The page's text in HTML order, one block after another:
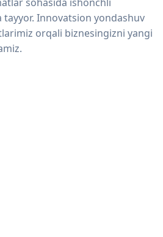
sohasida ishonchli
Innovatsion yondashuv
orqali biznesingizni yangi